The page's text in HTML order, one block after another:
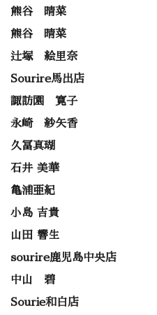
熊谷 晴菜
熊谷 晴菜
辻塚 絵里奈
Sourire馬出店
諏訪園 寛子
永崎 紗矢香
久冨真瑚
石井 美華
亀浦亜紀
小島 吉貴
山田 響生
sourire鹿児島中央店
中山 碧
Sourie和白店